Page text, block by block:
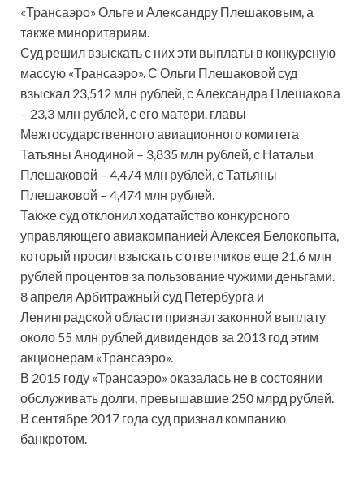
«Трансаэро» Ольге и Александру Плешаковым, а
также миноритариям.
Суд решил взыскать с них эти выплаты в конкурсную
массую «Трансаэро». С Ольги Плешаковой суд
взыскал 23,512 млн рублей, с Александра Плешакова
– 23,3 млн рублей, с его матери, главы
Межгосударственного авиационного комитета
Татьяны Анодиной – 3,835 млн рублей, с Натальи
Плешаковой – 4,474 млн рублей, с Татьяны
Плешаковой – 4,474 млн рублей.
Также суд отклонил ходатайство конкурсного
управляющего авиакомпанией Алексея Белокопыта,
который просил взыскать с ответчиков еще 21,6 млн
рублей процентов за пользование чужими деньгами.
8 апреля Арбитражный суд Петербурга и
Ленинградской области признал законной выплату
около 55 млн рублей дивидендов за 2013 год этим
акционерам «Трансаэро».
В 2015 году «Трансаэро» оказалась не в состоянии
обслуживать долги, превышавшие 250 млрд рублей.
В сентябре 2017 года суд признал компанию
банкротом.